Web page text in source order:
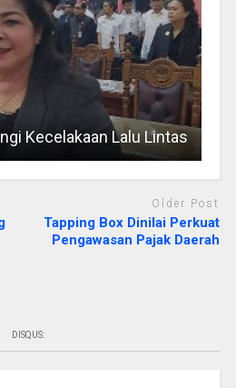
Kecelakaan Lalu Lintas
Older Post
Tapping Box Dinilai Perkuat
Pengawasan Pajak Daerah
DISQUS: